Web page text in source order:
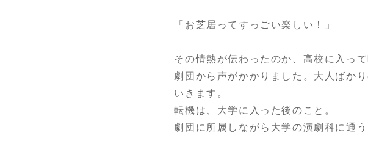
「お芝居ってすっごい楽しい！」
その情熱が伝わったのか、高校に入っ
劇団から声がかかりました。大人ばか
いきます。
転機は、大学に入った後のこと。
劇団に所属しながら大学の演劇科に通